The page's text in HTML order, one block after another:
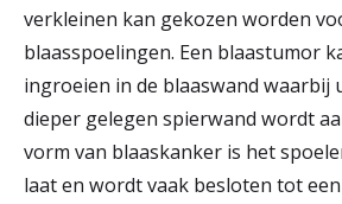
verkleinen kan gekozen worden
blaasspoelingen. Een blaastumor
ingroeien in de blaaswand waarbij
dieper gelegen spierwand wordt
vorm van blaaskanker is het
laat en wordt vaak besloten tot